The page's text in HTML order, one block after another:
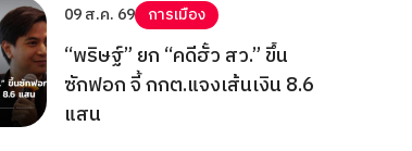
09 ส.ค. 69 การเมือง
“พริษฐ์” ยก “คดีฮั้ว สว.” ขึ้น
ซักฟอก จี้ กกต.แจงเส้นเงิน 8.6
แสน